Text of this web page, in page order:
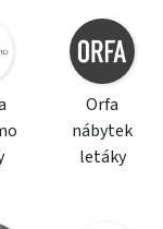
Orfa
nábytek
letáky